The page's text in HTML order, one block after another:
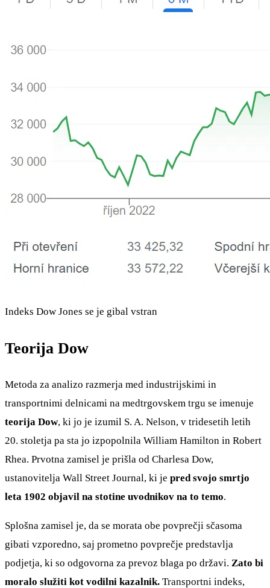
Indeks Dow Jones se je gibal vstran
Teorija Dow
Metoda za analizo razmerja med industrijskimi in
transportnimi delnicami na medtrgovskem trgu se imenuje
teorija Dow, ki jo je izumil S. A. Nelson, v tridesetih letih
20. stoletja pa sta jo izpopolnila William Hamilton in Robert
Rhea. Prvotna zamisel je prišla od Charlesa Dow,
ustanovitelja Wall Street Journal, ki je pred svojo smrtjo
leta 1902 objavil na stotine uvodnikov na to temo.
Splošna zamisel je, da se morata obe povprečji sčasoma
gibati vzporedno, saj prometno povprečje predstavlja
podjetja, ki so odgovorna za prevoz blaga po državi. Zato bi
moralo služiti kot vodilni kazalnik. Transportni indeks,